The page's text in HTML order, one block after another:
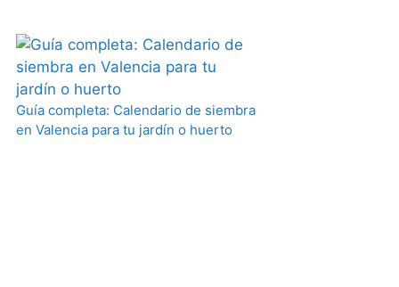
Guía completa: Calendario de siembra
en Valencia para tu jardín o huerto